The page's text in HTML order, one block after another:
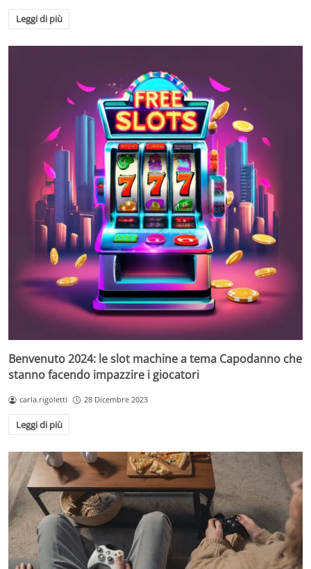
Leggi di più
Benvenuto 2024: le slot machine a tema Capodanno che
stanno facendo impazzire i giocatori
carla.rigoletti 28 Dicembre 2023
Leggi di più